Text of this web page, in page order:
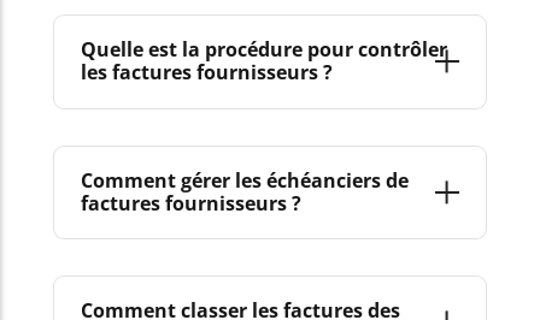
Quelle est la procédure pour contrôler
les factures fournisseurs ?
Elle commence par la vérification des mentions
obligatoires : numéro unique, date, identité des
parties, montant HT, TVA, total TTC et conditions de
règlement.
Comment gérer les échéanciers de
factures fournisseurs ?
Une fois la facture reçue et validée, chaque
règlement est enregistré avec sa date d’échéance et
Comment classer les factures des